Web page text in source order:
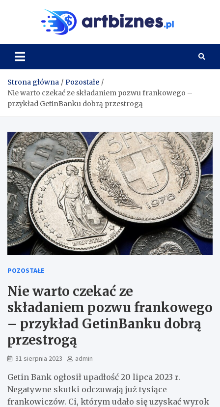
Strona główna
Pozostałe
Nie warto czekać ze składaniem pozwu frankowego –
przykład GetinBanku dobrą przestrogą
POZOSTAŁE
Nie warto czekać ze
składaniem pozwu frankowego
– przykład GetinBanku dobrą
przestrogą
31 sierpnia 2023 admin
Getin Bank ogłosił upadłość 20 lipca 2023 r.
Negatywne skutki odczuwają już tysiące
frankowiczów. Ci, którym udało się uzyskać wyrok